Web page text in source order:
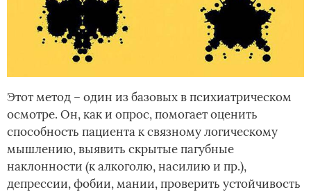
Этот метод – один из базовых в психиатрическом
осмотре. Он, как и опрос, помогает оценить
способность пациента к связному логическому
мышлению, выявить скрытые пагубные
наклонности (к алкоголю, насилию и пр.),
депрессии, фобии, мании, проверить устойчивость